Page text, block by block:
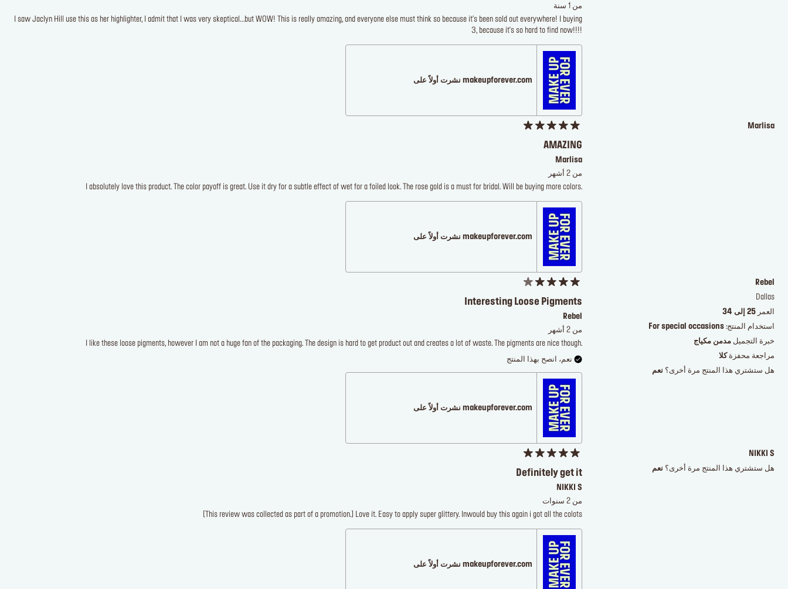
من 1 سنة
I saw Jaclyn Hill use this as her highlighter, I admit that I was very skeptical...but WOW! This is really amazing, and everyone else must think so because it's been sold out everywhere! I buying
3, because it's so hard to find now!!!!
makeupforever.com نشرت أولاً على
Marlisa
AMAZING
Marlisa
من 2 أشهر
I absolutely love this product. The color payoff is great. Use it dry for a subtle effect of wet for a foiled look. The rose gold is a must for bridal. Will be buying more colors.
makeupforever.com نشرت أولاً على
Rebel
Dallas
العمر 25 إلى 34
استخدام المنتج: For special occasions
خبرة التجميل مدمن مكياج
مراجعة محفزة كلا
هل ستشتري هذا المنتج مرة أخرى؟ نعم
Interesting Loose Pigments
Rebel
من 2 أشهر
I like these loose pigments, however I am not a huge fan of the packaging. The design is hard to get product out and creates a lot of waste. The pigments are nice though.
نعم، انصح بهذا المنتج
makeupforever.com نشرت أولاً على
NIKKI S
هل ستشتري هذا المنتج مرة أخرى؟ نعم Definitely get it
NIKKI S
من 2 سنوات
[This review was collected as part of a promotion.] Love it. Easy to apply super glittery. Inwould buy this again i got all the colots
makeupforever.com نشرت أولاً على